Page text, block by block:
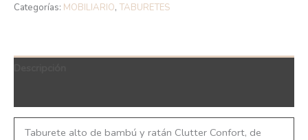
Categorías: MOBILIARIO, TABURETES
Taburete alto de bambú y ratán Clutter Confort, de